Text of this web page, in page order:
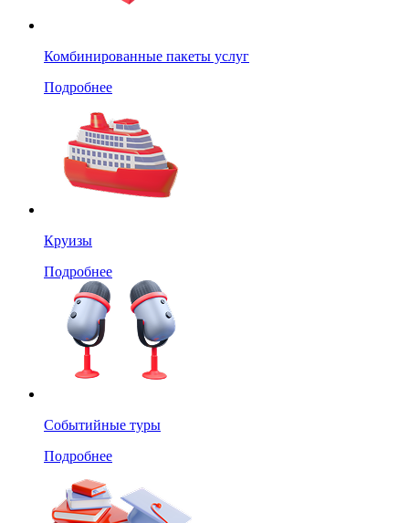
Комбинированные пакеты услуг
Подробнее
Круизы
Подробнее
Событийные туры
Подробнее